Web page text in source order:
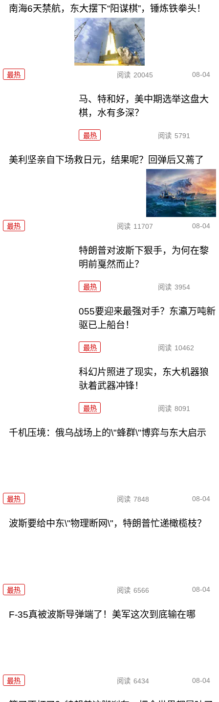
南海6天禁航，东大摆下“阳谋棋”，锤炼铁拳头！
最热 阅读 20045 08-04
马、特和好，美中期选举这盘大
棋，水有多深？
最热 阅读 5791
美利坚亲自下场救日元，结果呢？回弹后又蔫了
最热 阅读 11707 08-04
特朗普对波斯下狠手，为何在黎
明前戛然而止？
最热 阅读 3954
055要迎来最强对手？东瀛万吨新
驱已上船台！
最热 阅读 10462
科幻片照进了现实，东大机器狼
驮着武器冲锋！
最热 阅读 8091
千机压境：俄乌战场上的\"蜂群\"博弈与东大启示
最热 阅读 7848 08-04
波斯要给中东\"物理断网\"，特朗普忙递橄榄枝？
最热 阅读 6566 08-04
F-35真被波斯导弹端了！美军这次到底输在哪
最热 阅读 6434 08-04